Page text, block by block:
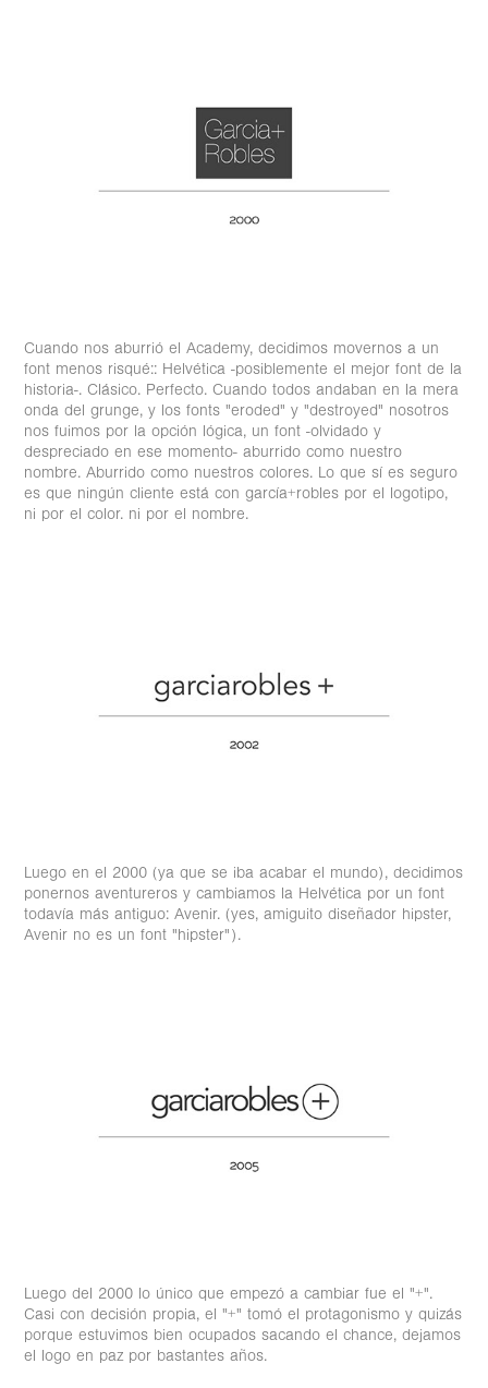
Cuando nos aburrió el Academy, decidimos movernos a un
font menos risqué:: Helvética -posiblemente el mejor font de la
historia-. Clásico. Perfecto. Cuando todos andaban en la mera
onda del grunge, y los fonts "eroded" y "destroyed" nosotros
nos fuimos por la opción lógica, un font -olvidado y
despreciado en ese momento- aburrido como nuestro
nombre. Aburrido como nuestros colores. Lo que sí es seguro
es que ningún cliente está con garcía+robles por el logotipo,
ni por el color. ni por el nombre.
Luego en el 2000 (ya que se iba acabar el mundo), decidimos
ponernos aventureros y cambiamos la Helvética por un font
todavía más antiguo: Avenir. (yes, amiguito diseñador hipster,
Avenir no es un font "hipster").
Luego del 2000 lo único que empezó a cambiar fue el "+".
Casi con decisión propia, el "+" tomó el protagonismo y quizás
porque estuvimos bien ocupados sacando el chance, dejamos
el logo en paz por bastantes años.